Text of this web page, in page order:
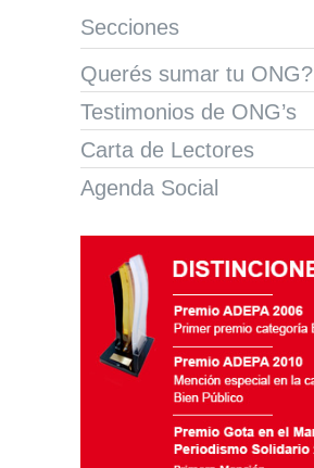
Secciones
Querés sumar tu ONG?
Testimonios de ONG’s
Carta de Lectores
Agenda Social